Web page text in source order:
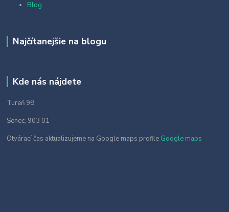
Blog
Najčítanejšie na blogu
Kde nás nájdete
Tureň 98
Senec, 903 01
Otvárací čas aktualizujeme na Google maps profile Google maps